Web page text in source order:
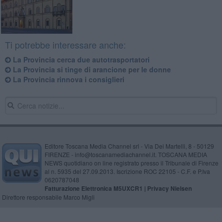
Ti potrebbe interessare anche:
La Provincia cerca due autotrasportatori
La Provincia si tinge di arancione per le donne
La Provincia rinnova i consiglieri
Editore Toscana Media Channel srl - Via Dei Martelli, 8 - 50129
FIRENZE - info@toscanamediachannel.it. TOSCANA MEDIA
NEWS quotidiano on line registrato presso il Tribunale di Firenze
al n. 5935 del 27.09.2013. Iscrizione ROC 22105 - C.F. e P.Iva
0620787048
Fatturazione Elettronica M5UXCR1 | Privacy Nielsen
Direttore responsabile Marco Migli